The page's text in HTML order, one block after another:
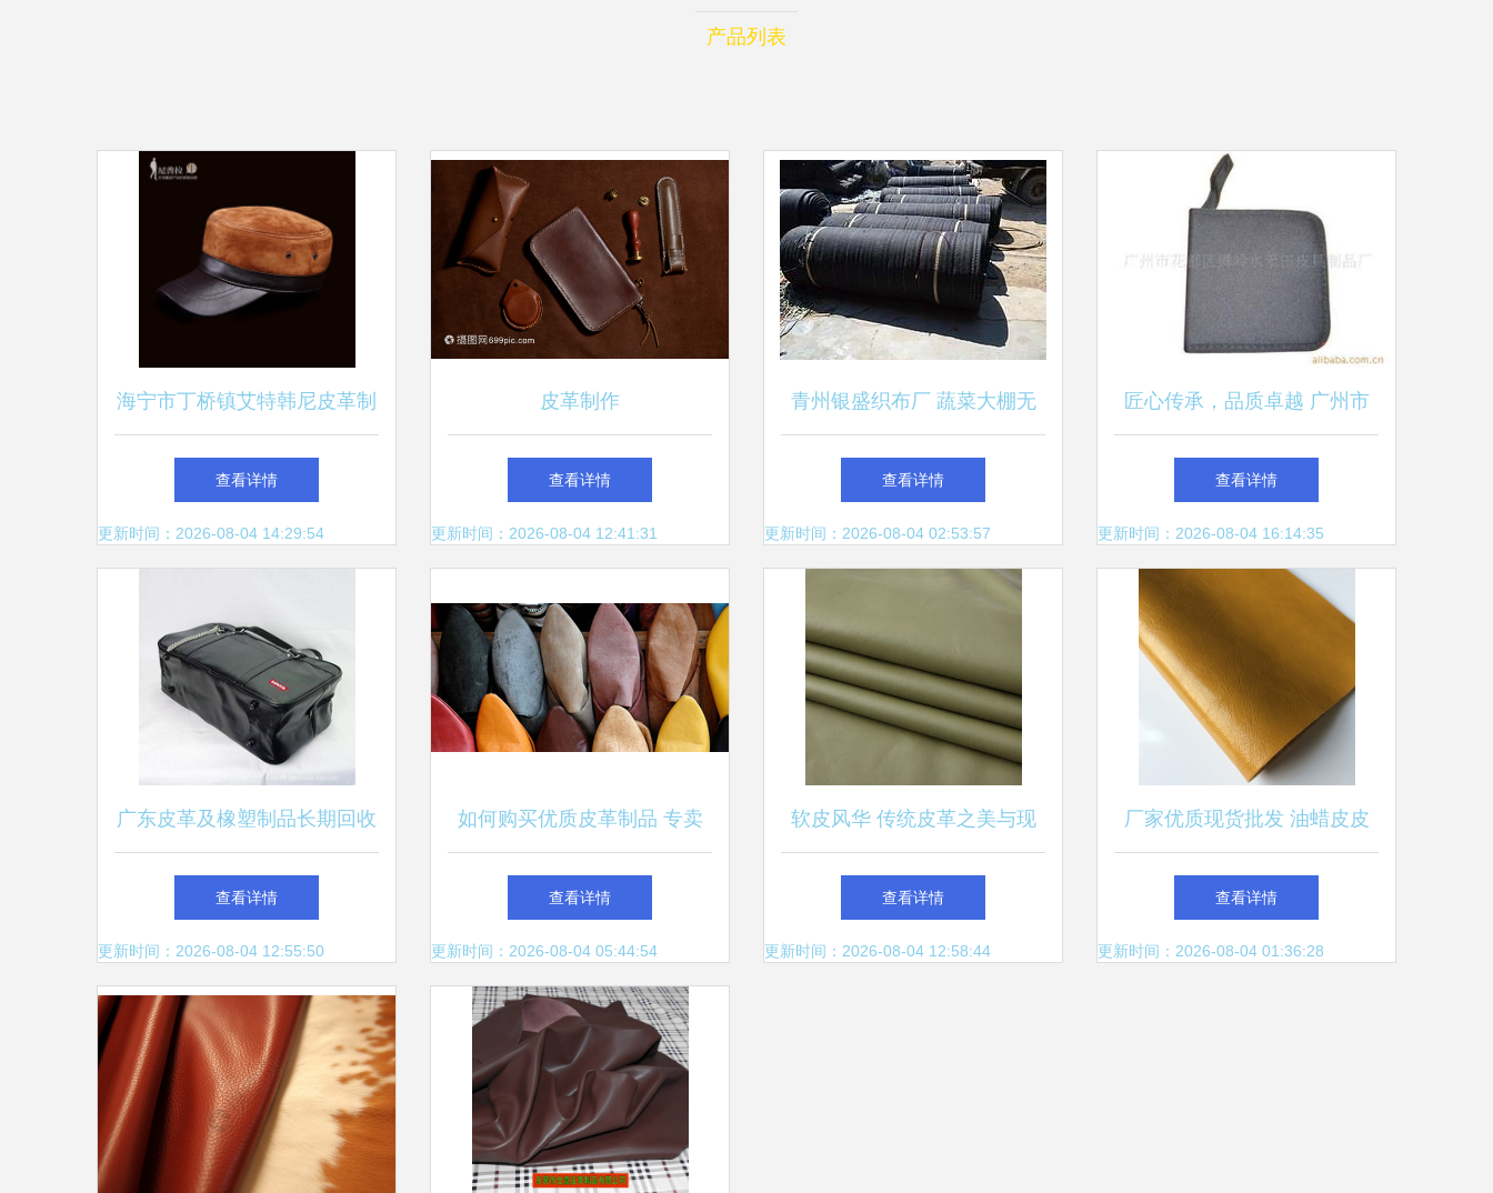
产品列表
海宁市丁桥镇艾特韩尼皮革制
品厂
查看详情
更新时间：2026-08-04 14:29:54
皮革制作
查看详情
更新时间：2026-08-04 12:41:31
青州银盛织布厂 蔬菜大棚无
纺布助力山东高效农业
查看详情
更新时间：2026-08-04 02:53:57
匠心传承，品质卓越 广州市
花都区狮岭水禾田皮具制品厂
的故事
查看详情
更新时间：2026-08-04 16:14:35
广东皮革及橡塑制品长期回收
背后的价值再发现
查看详情
更新时间：2026-08-04 12:55:50
如何购买优质皮革制品 专卖
店选择与价格指南
查看详情
更新时间：2026-08-04 05:44:54
软皮风华 传统皮革之美与现
代设计之韵
查看详情
更新时间：2026-08-04 12:58:44
厂家优质现货批发 油蜡皮皮
革面料，打造高端软包与皮革
制品的理想之选
查看详情
更新时间：2026-08-04 01:36:28